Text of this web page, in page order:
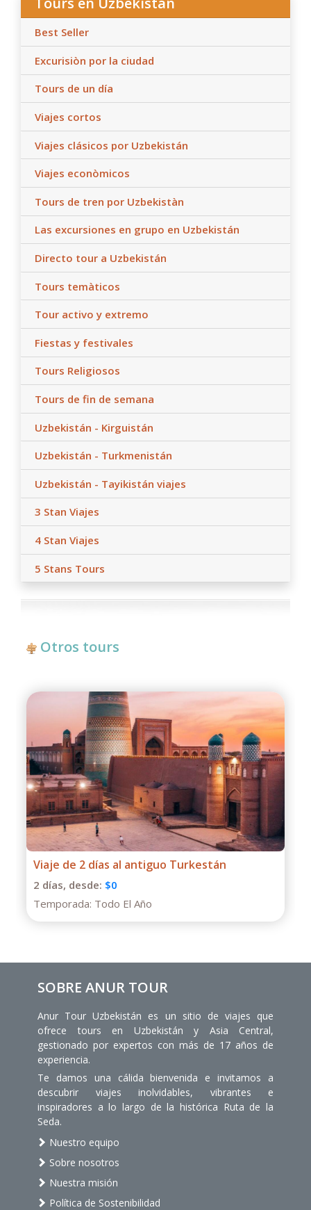
Best Seller
Excurisiòn por la ciudad
Tours de un día
Viajes cortos
Viajes clásicos por Uzbekistán
Viajes econòmicos
Tours de tren por Uzbekistàn
Las excursiones en grupo en Uzbekistán
Directo tour a Uzbekistán
Tours temàticos
Tour activo y extremo
Fiestas y festivales
Tours Religiosos
Tours de fin de semana
Uzbekistán - Kirguistán
Uzbekistán - Turkmenistán
Uzbekistán - Tayikistán viajes
3 Stan Viajes
4 Stan Viajes
5 Stans Tours
Otros tours
Viaje de 2 días al antiguo Turkestán
2 días, desde: $0
Temporada: Todo El Año
SOBRE ANUR TOUR
Anur Tour Uzbekistán es un sitio de viajes que
ofrece tours en Uzbekistán y Asia Central,
gestionado por expertos con más de 17 años de
experiencia.
Te damos una cálida bienvenida e invitamos a
descubrir viajes inolvidables, vibrantes e
inspiradores a lo largo de la histórica Ruta de la
Seda.
Nuestro equipo
Sobre nosotros
Nuestra misión
Política de Sostenibilidad